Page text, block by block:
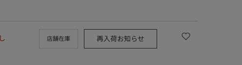
店舗在庫 再入荷お知らせ